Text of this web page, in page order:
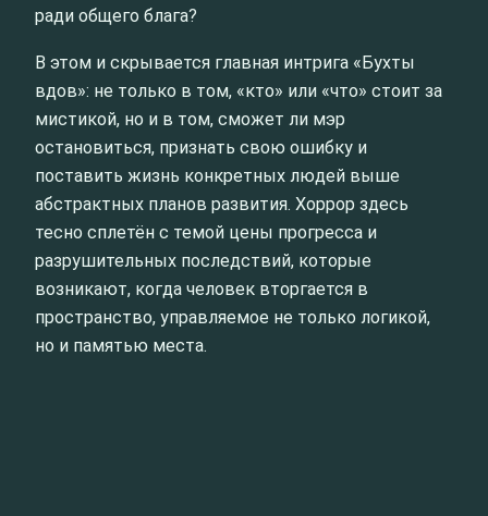
ради общего блага?
В этом и скрывается главная интрига «Бухты
вдов»: не только в том, «кто» или «что» стоит за
мистикой, но и в том, сможет ли мэр
остановиться, признать свою ошибку и
поставить жизнь конкретных людей выше
абстрактных планов развития. Хоррор здесь
тесно сплетён с темой цены прогресса и
разрушительных последствий, которые
возникают, когда человек вторгается в
пространство, управляемое не только логикой,
но и памятью места.